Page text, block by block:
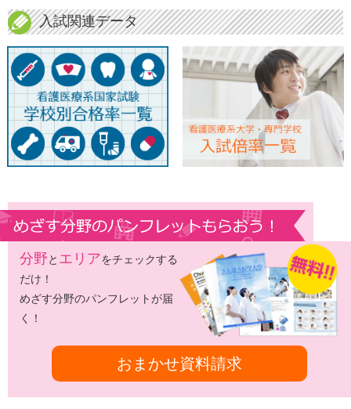
入試関連データ
分野と エリアをチェックする
だけ！
めざす分野のパンフレットが届
く！
おまかせ資料請求